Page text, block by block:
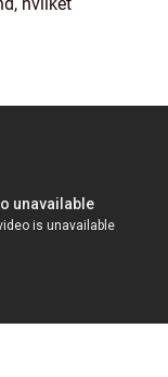
hvilket